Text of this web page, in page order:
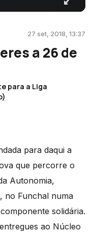
27 set, 2018, 13:37
a 26 de
para a Liga
para daqui a
que percorre o
Autonomia,
no Funchal numa
solidária.
ao Núcleo